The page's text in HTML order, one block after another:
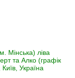
Мінська) ліва
та Алко (графік
Україна